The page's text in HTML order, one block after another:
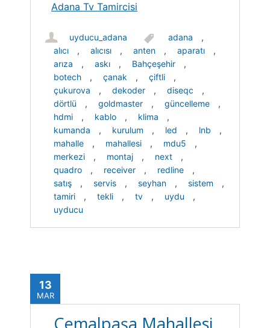
Adana Tv Tamircisi
uyducu_adana adana
,
alıcı
, alıcısı , anten , aparatı
,
arıza
, askı , Bahçeşehir
,
botech
, çanak , çiftli
,
çukurova
, dekoder , diseqc
,
dörtlü
, goldmaster , güncelleme
,
hdmi
, kablo , klima
,
kumanda
, kurulum , led , lnb
,
mahalle
, mahallesi , mdu5
,
merkezi
, montaj , next
,
quadro
, receiver , redline
,
satış
, servis , seyhan , sistem
,
tamiri
, tekli , tv , uydu
,
uyducu
13
MAR
Cemalpaşa Mahallesi